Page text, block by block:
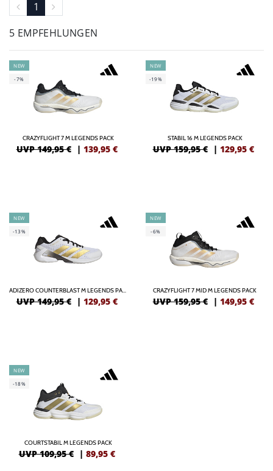
1
5 EMPFEHLUNGEN
NEW
-7%
CRAZYFLIGHT 7 M LEGENDS PACK
UVP 149,95 € | 139,95 €
NEW
-19%
STABIL 16 M LEGENDS PACK
UVP 159,95 € | 129,95 €
NEW
-13%
ADIZERO COUNTERBLAST M LEGENDS PACK
UVP 149,95 € | 129,95 €
NEW
-6%
CRAZYFLIGHT 7 MID M LEGENDS PACK
UVP 159,95 € | 149,95 €
NEW
-18%
COURTSTABIL M LEGENDS PACK
UVP 109,95 € | 89,95 €